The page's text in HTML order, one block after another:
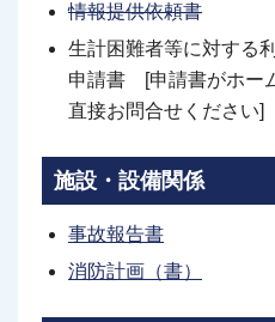
情報提供依頼書
生計困難者等に対する
申請書 [申請書がホー
直接お問合せください]
施設・設備関係
事故報告書
消防計画（書）